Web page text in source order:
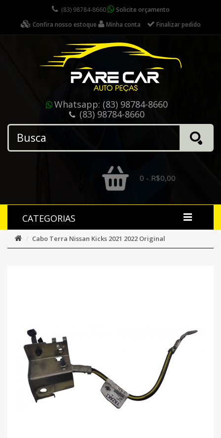
(83) 98784-8660
Solicite orçamento
Confira nosso estoque
Minha conta Finalizar pedido
Whatsapp: (83) 98784-8660
(83) 98784-8660
0 - R$0,00
CATEGORIAS
Cabo Terra Nissan Kicks 2021 2022 Original